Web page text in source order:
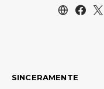
SINCERAMENTE